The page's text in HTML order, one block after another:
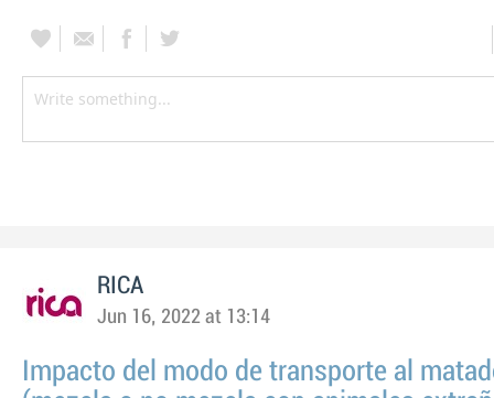
RICA
Jun 16, 2022 at 13:14
Impacto del modo de transporte al